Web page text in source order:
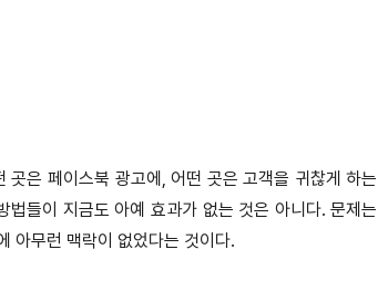
곳은 페이스북 광고에, 어떤 곳은 고객을 귀찮게 하는
법들이 지금도 아예 효과가 없는 것은 아니다. 문제는
아무런 맥락이 없었다는 것이다.